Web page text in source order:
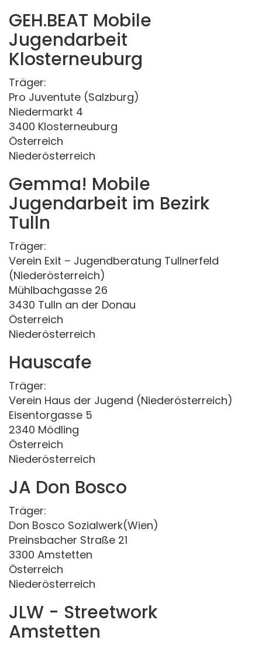
GEH.BEAT Mobile
Jugendarbeit
Klosterneuburg
Träger:
Pro Juventute (Salzburg)
Niedermarkt 4
3400 Klosterneuburg
Österreich
Niederösterreich
Gemma! Mobile
Jugendarbeit im Bezirk
Tulln
Träger:
Verein Exit – Jugendberatung Tullnerfeld
(Niederösterreich)
Mühlbachgasse 26
3430 Tulln an der Donau
Österreich
Niederösterreich
Hauscafe
Träger:
Verein Haus der Jugend (Niederösterreich)
Eisentorgasse 5
2340 Mödling
Österreich
Niederösterreich
JA Don Bosco
Träger:
Don Bosco Sozialwerk(Wien)
Preinsbacher Straße 21
3300 Amstetten
Österreich
Niederösterreich
JLW - Streetwork
Amstetten